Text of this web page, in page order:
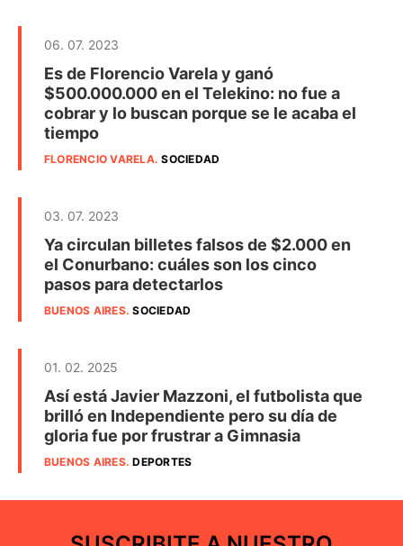
06. 07. 2023
Es de Florencio Varela y ganó
$500.000.000 en el Telekino: no fue a
cobrar y lo buscan porque se le acaba el
tiempo
FLORENCIO VARELA.SOCIEDAD
03. 07. 2023
Ya circulan billetes falsos de $2.000 en
el Conurbano: cuáles son los cinco
pasos para detectarlos
BUENOS AIRES.SOCIEDAD
01. 02. 2025
Así está Javier Mazzoni, el futbolista que
brilló en Independiente pero su día de
gloria fue por frustrar a Gimnasia
BUENOS AIRES.DEPORTES